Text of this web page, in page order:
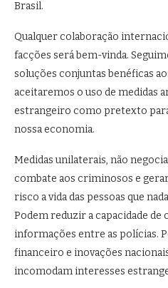
Brasil.
Qualquer colaboração
facções será bem-vinda.
soluções conjuntas benéficas
aceitaremos o uso de medidas
estrangeiro como pretexto
nossa economia.
Medidas unilaterais, não
combate aos criminosos e
risco a vida das pessoas que
Podem reduzir a capacidade
informações entre as polícias.
financeiro e inovações
incomodam interesses